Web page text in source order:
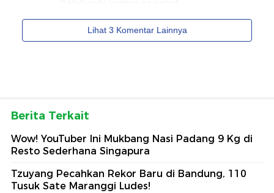
Berita Terkait
Wow! YouTuber Ini Mukbang Nasi Padang 9 Kg di
Resto Sederhana Singapura
Tzuyang Pecahkan Rekor Baru di Bandung, 110
Tusuk Sate Maranggi Ludes!